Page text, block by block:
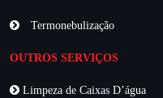
Termonebulização
OUTROS SERVIÇOS
Limpeza de Caixas D’água